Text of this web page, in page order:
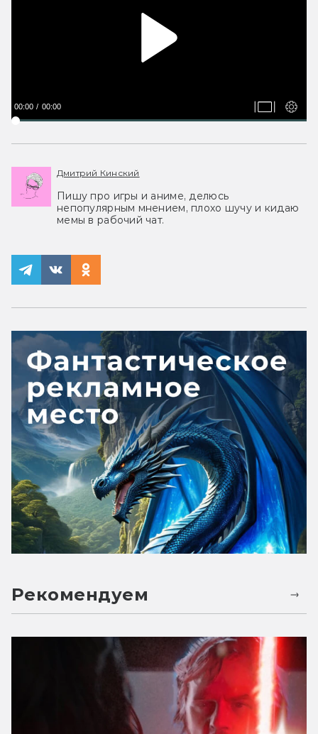
00:00 00:00
Дмитрий Кинский
Пишу про игры и аниме, делюсь
непопулярным мнением, плохо шучу и кидаю
мемы в рабочий чат.
Рекомендуем